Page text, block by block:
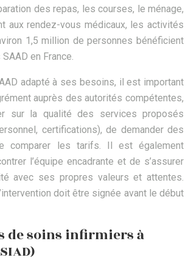
des repas, les courses, le ménage,
aux rendez-vous médicaux, les activités
1,5 million de personnes bénéficient
en France.
adapté à ses besoins, il est important
auprès des autorités compétentes,
sur la qualité des services proposés
certifications), de demander des
comparer les tarifs. Il est également
l’équipe encadrante et de s’assurer
avec ses propres valeurs et attentes.
doit être signée avant le début
de soins infirmiers à